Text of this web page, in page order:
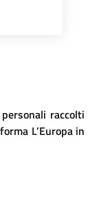
raccolti
L’Europa in